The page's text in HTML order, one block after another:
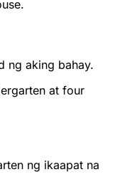
ng aking bahay.
at four
ng ikaapat na